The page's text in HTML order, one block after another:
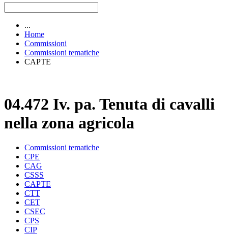
...
Home
Commissioni
Commissioni tematiche
CAPTE
04.472 Iv. pa. Tenuta di cavalli
nella zona agricola
Commissioni tematiche
CPE
CAG
CSSS
CAPTE
CTT
CET
CSEC
CPS
CIP